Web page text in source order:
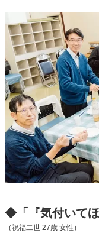
◆「『気付いてほ
（祝福二世 27歳 女性）